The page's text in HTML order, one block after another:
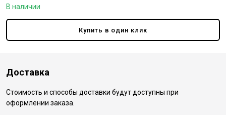
В наличии
Купить в один клик
Доставка
Стоимость и способы доставки будут доступны при
оформлении заказа.